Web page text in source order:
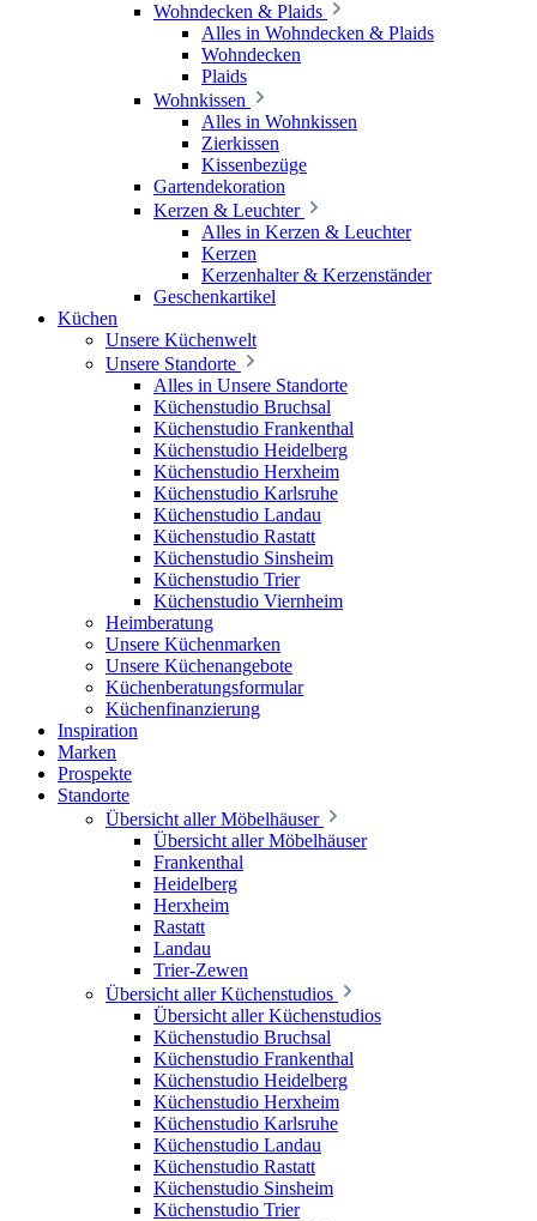
Wohndecken & Plaids
Alles in Wohndecken & Plaids
Wohndecken
Plaids
Wohnkissen
Alles in Wohnkissen
Zierkissen
Kissenbezüge
Gartendekoration
Kerzen & Leuchter
Alles in Kerzen & Leuchter
Kerzen
Kerzenhalter & Kerzenständer
Geschenkartikel
Küchen
Unsere Küchenwelt
Unsere Standorte
Alles in Unsere Standorte
Küchenstudio Bruchsal
Küchenstudio Frankenthal
Küchenstudio Heidelberg
Küchenstudio Herxheim
Küchenstudio Karlsruhe
Küchenstudio Landau
Küchenstudio Rastatt
Küchenstudio Sinsheim
Küchenstudio Trier
Küchenstudio Viernheim
Heimberatung
Unsere Küchenmarken
Unsere Küchenangebote
Küchenberatungsformular
Küchenfinanzierung
Inspiration
Marken
Prospekte
Standorte
Übersicht aller Möbelhäuser
Übersicht aller Möbelhäuser
Frankenthal
Heidelberg
Herxheim
Rastatt
Landau
Trier-Zewen
Übersicht aller Küchenstudios
Übersicht aller Küchenstudios
Küchenstudio Bruchsal
Küchenstudio Frankenthal
Küchenstudio Heidelberg
Küchenstudio Herxheim
Küchenstudio Karlsruhe
Küchenstudio Landau
Küchenstudio Rastatt
Küchenstudio Sinsheim
Küchenstudio Trier